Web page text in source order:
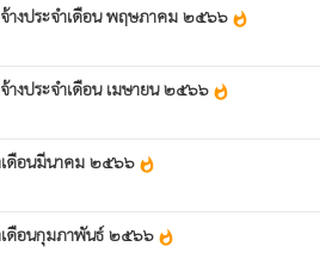
างประจำเดือน พฤษภาคม ๒๕๖๖ whatshot
างประจำเดือน เมษายน ๒๕๖๖ whatshot
เดือนมีนาคม ๒๕๖๖ whatshot
เดือนกุมภาพันธ์ ๒๕๖๖ whatshot